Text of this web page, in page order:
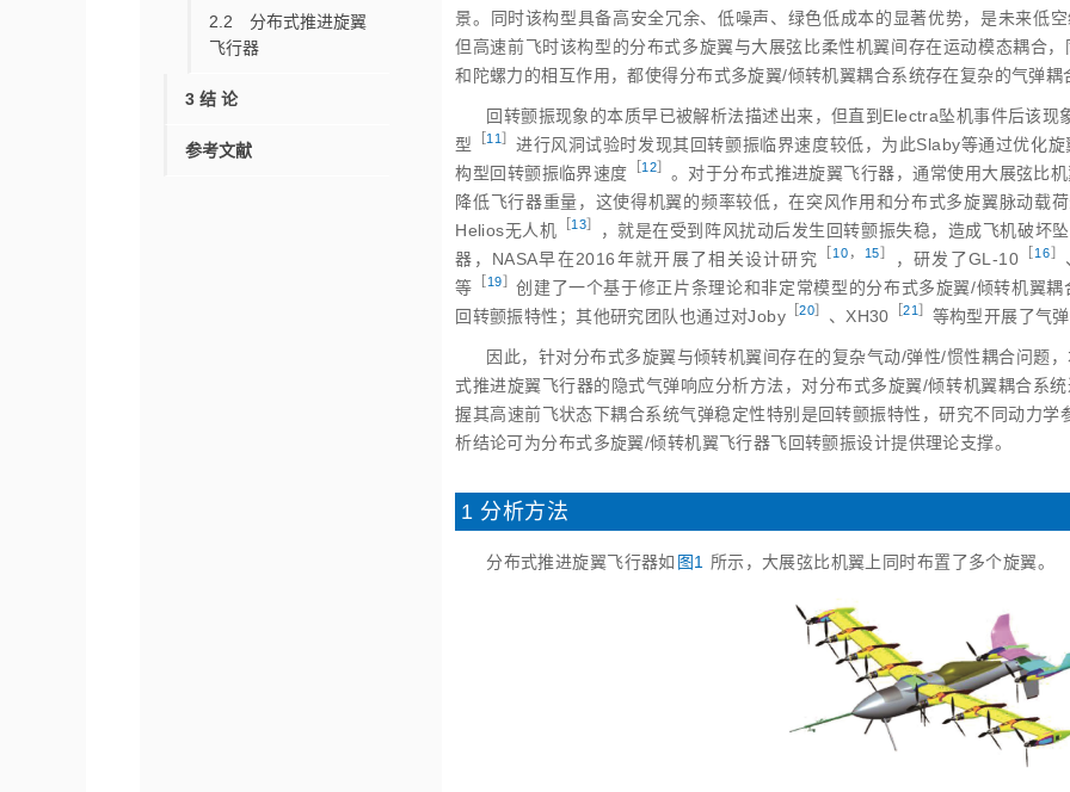
2.2 分布式推进旋翼
飞行器
3 结 论
参考文献
景。同时该构型具备高安全冗余、低噪声、绿色低成本的显著优势，是未来低空
但高速前飞时该构型的分布式多旋翼与大展弦比柔性机翼间存在运动模态耦合
和陀螺力的相互作用，都使得分布式多旋翼/倾转机翼耦合系统存在复杂的气弹耦
回转颤振现象的本质早已被解析法描述出来，但直到Electra坠机事件后该
型
11
进行风洞试验时发现其回转颤振临界速度较低，为此Slaby等通过优化
构型回转颤振临界速度 12
。对于分布式推进旋翼飞行器，通常使用大展弦比
降低飞行器重量，这使得机翼的频率较低，在突风作用和分布式多旋翼脉动载
Helios无人机 13］ ，就是在受到阵风扰动后发生回转颤振失稳，造成飞机破坏坠
器，NASA早在2016年就开展了相关设计研究 10 ， 15 ，研发了GL‑1 0 16
等
19
创建了一个基于修正片条理论和非定常模型的分布式多旋翼/倾转机翼
回转颤振特性；其他研究团队也通过对Joby ［20 、XH30 ［21 等构型开展了气
因此，针对分布式多旋翼与倾转机翼间存在的复杂气动/弹性/惯性耦合问题
式推进旋翼飞行器的隐式气弹响应分析方法，对分布式多旋翼/倾转机翼耦合系
握其高速前飞状态下耦合系统气弹稳定性特别是回转颤振特性，研究不同动力学
析结论可为分布式多旋翼/倾转机翼飞行器飞回转颤振设计提供理论支撑。
1 分析方法
分布式推进旋翼飞行器如 图1 所示，大展弦比机翼上同时布置了多个旋翼。